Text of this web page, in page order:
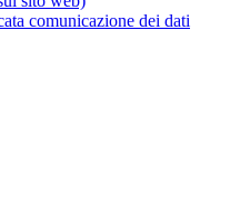
comunicazione dei dati